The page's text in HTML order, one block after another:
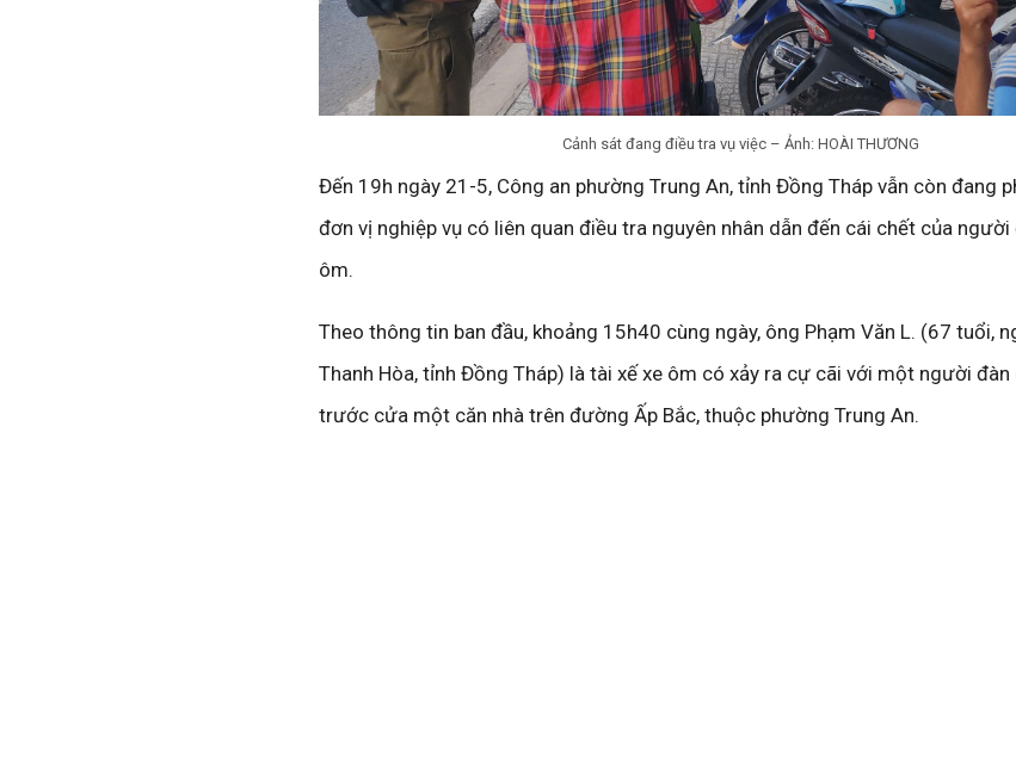
Cảnh sát đang điều tra vụ việc – Ảnh: HOÀI THƯƠNG
Đến 19h ngày 21-5, Công an phường Trung An, tỉnh Đồng Tháp vẫn còn đang
đơn vị nghiệp vụ có liên quan điều tra nguyên nhân dẫn đến cái chết của người
ôm.
Theo thông tin ban đầu, khoảng 15h40 cùng ngày, ông Phạm Văn L. (67 tuổi,
Thanh Hòa, tỉnh Đồng Tháp) là tài xế xe ôm có xảy ra cự cãi với một người
trước cửa một căn nhà trên đường Ấp Bắc, thuộc phường Trung An.